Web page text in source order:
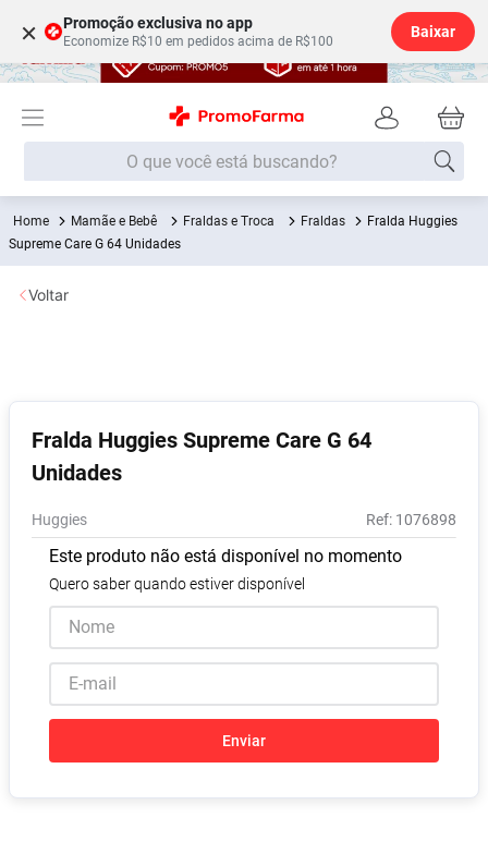
× Promoção exclusiva no app
Economize R$10 em pedidos acima de R$100
Baixar
O que você está buscando?
Mamãe e Bebê Fraldas e Troca Fraldas
Fralda Huggies
Supreme Care G 64 Unidades
Fralda Huggies Supreme Care G 64
Unidades
Huggies : 1076898
Este produto não está disponível no momento
Quero saber quando estiver disponível
Enviar
Voltar
Termos mais buscados
1º Fralda
2
6º Desodorante
7º Shampoo
8º
9º Vitamina D
10º Soro Fisiológico